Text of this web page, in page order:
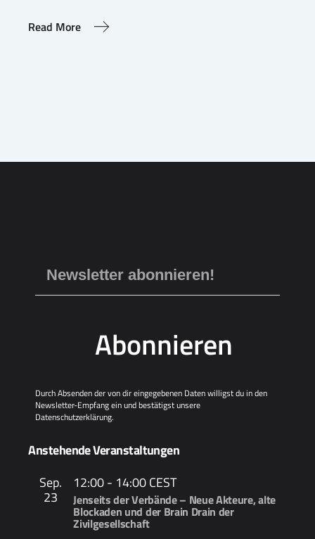
Read More
Abonnieren
Durch Absenden der von dir eingegebenen Daten willigst du in den
Newsletter-Empfang ein und bestätigst unsere
Datenschutzerklärung.
Anstehende Veranstaltungen
Sep.
23
12:00- 14:00CEST
Jenseits der Verbände – Neue Akteure, alte
Blockaden und der Brain Drain der
Zivilgesellschaft